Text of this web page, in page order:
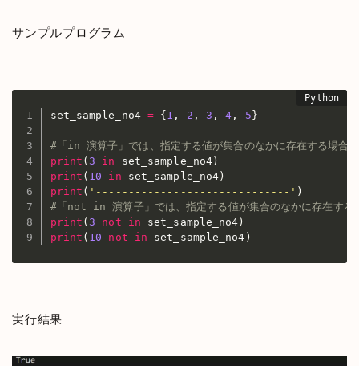
サンプルプログラム
set_sample_no4 = { 1 , 2 , 3 , 4 , 5 }
#「in 演算子」では、指定する値が集合のなかに存在する場合
print (3 in set_sample_no4 )
print ( 10 in set_sample_no4 )
print ( '------------------------------' )
#「not in 演算子」では、指定する値が集合のなかに存在する
print (3 not in set_sample_no4 )
print ( 10 not in set_sample_no4 )
実行結果